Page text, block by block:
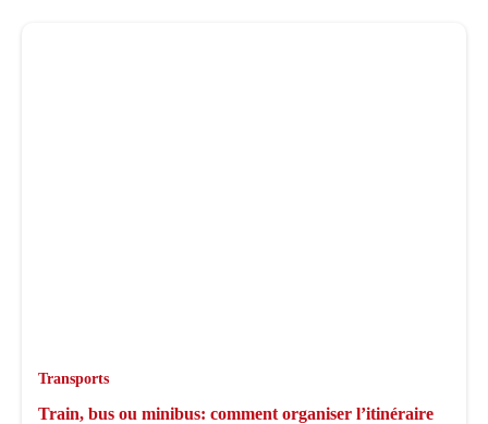
Transports
Train, bus ou minibus: comment organiser l’itinéraire